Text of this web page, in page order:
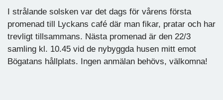
I strålande solsken var det dags för vårens första
promenad till Lyckans café där man fikar, pratar och har
trevligt tillsammans. Nästa promenad är den 22/3
samling kl. 10.45 vid de nybyggda husen mitt emot
Bögatans hållplats. Ingen anmälan behövs, välkomna!